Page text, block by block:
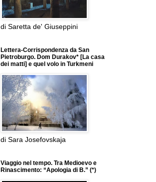
di Saretta de' Giuseppini
Lettera-Corrispondenza da San
Pietroburgo. Dom Durakov* [La casa
dei matti] e quel volo in Turkmeni
di Sara Josefovskaja
Viaggio nel tempo. Tra Medioevo e
Rinascimento: “Apologia di B.” (*)